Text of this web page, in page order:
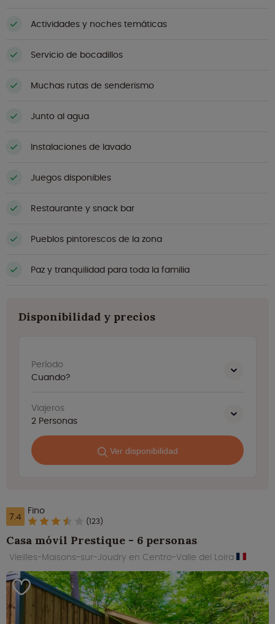
Actividades y noches temáticas
Servicio de bocadillos
Muchas rutas de senderismo
Junto al agua
Instalaciones de lavado
Juegos disponibles
Restaurante y snack bar
Pueblos pintorescos de la zona
Paz y tranquilidad para toda la familia
Disponibilidad y precios
Período
Cuando?
Viajeros
2 Personas
Ver disponibilidad
7.4 Fino
(123)
Casa móvil Prestique - 6 personas
Vieilles-Maisons-sur-Joudry en Centro-Valle del Loira